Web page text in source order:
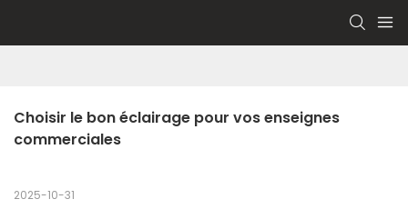
Choisir le bon éclairage pour vos enseignes
commerciales
2025-10-31